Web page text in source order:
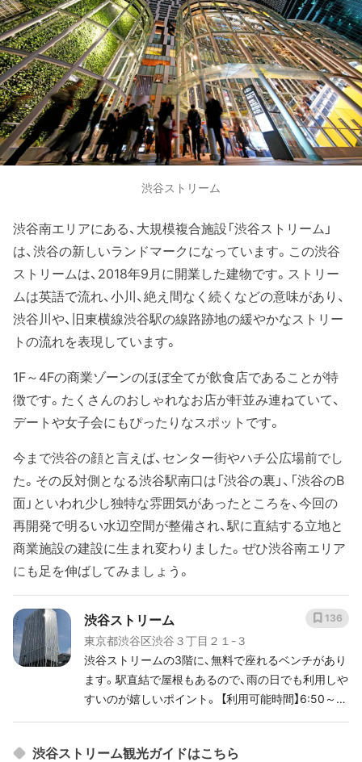
渋谷ストリーム
渋谷南エリアにある、大規模複合施設「渋谷ストリーム」
は、渋谷の新しいランドマークになっています。この渋谷
ストリームは、2018年9月に開業した建物です。ストリー
ムは英語で流れ、小川、絶え間なく続くなどの意味があり、
渋谷川や、旧東横線渋谷駅の線路跡地の緩やかなストリー
トの流れを表現しています。
1F～4Fの商業ゾーンのほぼ全てが飲食店であることが特
徴です。たくさんのおしゃれなお店が軒並み連ねていて、
デートや女子会にもぴったりなスポットです。
今まで渋谷の顔と言えば、センター街やハチ公広場前でし
た。その反対側となる渋谷駅南口は「渋谷の裏」、「渋谷のB
面」といわれ少し独特な雰囲気があったところを、今回の
再開発で明るい水辺空間が整備され、駅に直結する立地と
商業施設の建設に生まれ変わりました。ぜひ渋谷南エリア
にも足を伸ばしてみましょう。
渋谷ストリーム
東京都渋谷区渋谷３丁目２１-３
渋谷ストリームの3階に、無料で座れるベンチがあり
ます。駅直結で屋根もあるので、雨の日でも利用しや
すいのが嬉しいポイント。 【利用可能時間】6:50～2
136
渋谷ストリーム観光ガイドはこちら